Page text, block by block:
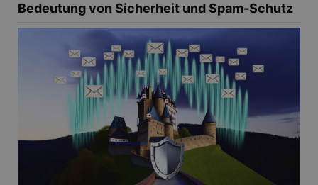
Bedeutung von Sicherheit und Spam-Schutz